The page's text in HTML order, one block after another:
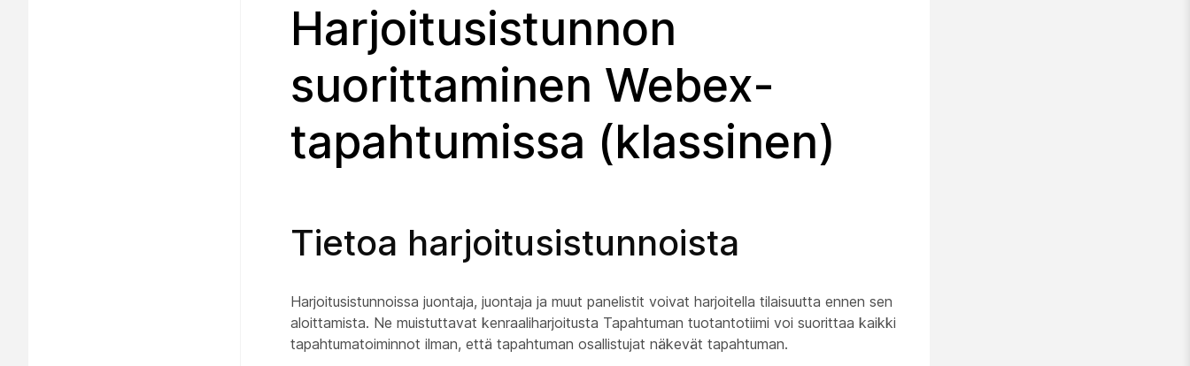
Harjoitusistunnon
suorittaminen Webex-
tapahtumissa (klassinen)
Tietoa harjoitusistunnoista
Harjoitusistunnoissa juontaja, juontaja ja muut panelistit voivat harjoitella tilaisuutta ennen sen
aloittamista. Ne muistuttavat kenraaliharjoitusta Tapahtuman tuotantotiimi voi suorittaa kaikki
tapahtumatoiminnot ilman, että tapahtuman osallistujat näkevät tapahtuman.